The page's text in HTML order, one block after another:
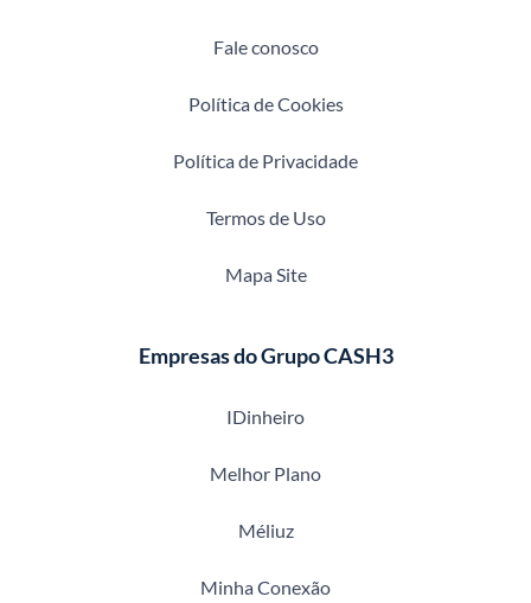
Fale conosco
Política de Cookies
Política de Privacidade
Termos de Uso
Mapa Site
Empresas do Grupo CASH3
IDinheiro
Melhor Plano
Méliuz
Minha Conexão